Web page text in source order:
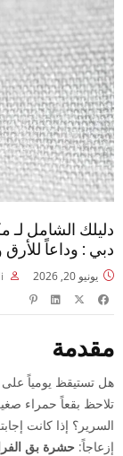
دليلك الشامل لـ
دبي : وداعاً للأرق
يونيو 20, 2026
مقدمة
هل تستيقظ يومياً
تلاحظ بقعاً حمراء
السرير؟ إذا كانت
إزعاجاً: حشرة بق